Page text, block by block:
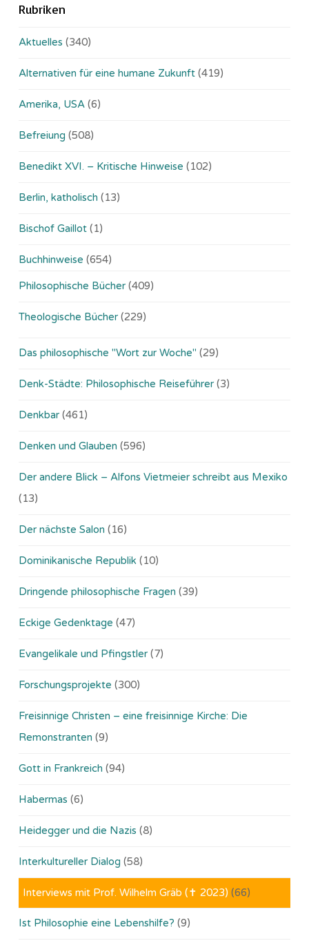
Rubriken
Aktuelles (340)
Alternativen für eine humane Zukunft (419)
Amerika, USA (6)
Befreiung (508)
Benedikt XVI. – Kritische Hinweise (102)
Berlin, katholisch (13)
Bischof Gaillot (1)
Buchhinweise (654)
Philosophische Bücher (409)
Theologische Bücher (229)
Das philosophische "Wort zur Woche" (29)
Denk-Städte: Philosophische Reiseführer (3)
Denkbar (461)
Denken und Glauben (596)
Der andere Blick – Alfons Vietmeier schreibt aus Mexiko
(13)
Der nächste Salon (16)
Dominikanische Republik (10)
Dringende philosophische Fragen (39)
Eckige Gedenktage (47)
Evangelikale und Pfingstler (7)
Forschungsprojekte (300)
Freisinnige Christen – eine freisinnige Kirche: Die
Remonstranten (9)
Gott in Frankreich (94)
Habermas (6)
Heidegger und die Nazis (8)
Interkultureller Dialog (58)
Interviews mit Prof. Wilhelm Gräb (✝ 2023) (66)
Ist Philosophie eine Lebenshilfe? (9)